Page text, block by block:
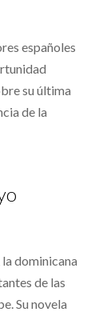
españoles
su última
de la
dominicana
de las
Su novela